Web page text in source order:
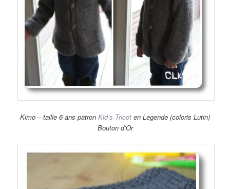
Kimo – taille 6 ans patron Kid’s Tricot en Legende (coloris Lutin)
Bouton d’Or